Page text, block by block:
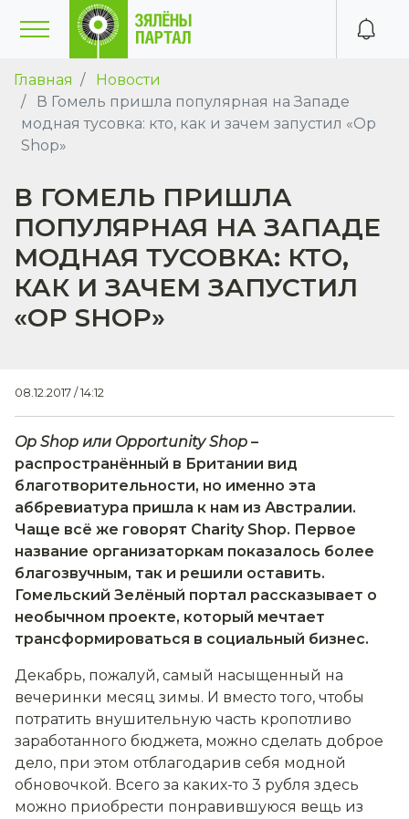
Главная
Новости
В Гомель пришла популярная на Западе
модная тусовка: кто, как и зачем запустил «Op
Shop»
В ГОМЕЛЬ ПРИШЛА
ПОПУЛЯРНАЯ НА ЗАПАДЕ
МОДНАЯ ТУСОВКА: КТО,
КАК И ЗАЧЕМ ЗАПУСТИЛ
«OP SHOP»
08.12.2017 / 14:12
Op Shop или Opportunity Shop –
распространённый в Британии вид
благотворительности, но именно эта
аббревиатура пришла к нам из Австралии.
Чаще всё же говорят Charity Shop. Первое
название организаторкам показалось более
благозвучным, так и решили оставить.
Гомельский Зелёный портал рассказывает о
необычном проекте, который мечтает
трансформироваться в социальный бизнес.
Декабрь, пожалуй, самый насыщенный на
вечеринки месяц зимы. И вместо того, чтобы
потратить внушительную часть кропотливо
заработанного бюджета, можно сделать доброе
дело, при этом отблагодарив себя модной
обновочкой. Всего за каких-то 3 рубля здесь
можно приобрести понравившуюся вещь из